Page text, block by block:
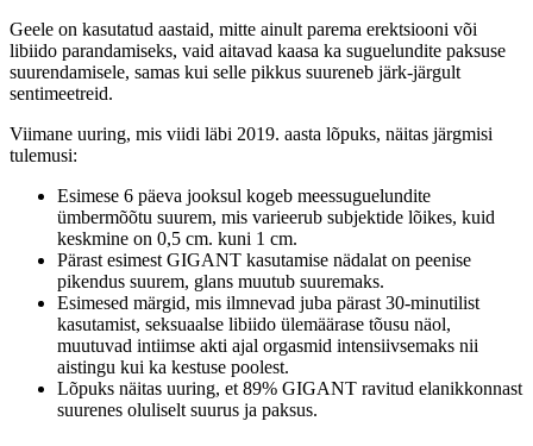
Geele on kasutatud aastaid, mitte ainult parema erektsiooni või
libiido parandamiseks, vaid aitavad kaasa ka suguelundite paksuse
suurendamisele, samas kui selle pikkus suureneb järk-järgult
sentimeetreid.
Viimane uuring, mis viidi läbi 2019. aasta lõpuks, näitas järgmisi
tulemusi:
Esimese 6 päeva jooksul kogeb meessuguelundite
ümbermõõtu suurem, mis varieerub subjektide lõikes, kuid
keskmine on 0,5 cm. kuni 1 cm.
Pärast esimest GIGANT kasutamise nädalat on peenise
pikendus suurem, glans muutub suuremaks.
Esimesed märgid, mis ilmnevad juba pärast 30-minutilist
kasutamist, seksuaalse libiido ülemäärase tõusu näol,
muutuvad intiimse akti ajal orgasmid intensiivsemaks nii
aistingu kui ka kestuse poolest.
Lõpuks näitas uuring, et 89% GIGANT ravitud elanikkonnast
suurenes oluliselt suurus ja paksus.